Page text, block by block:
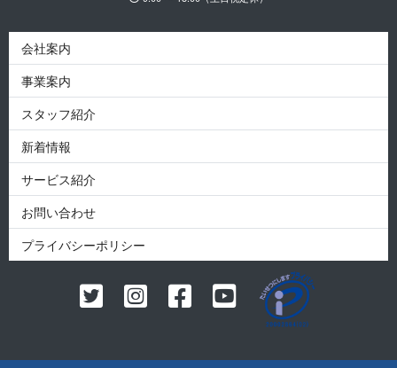
会社案内
事業案内
スタッフ紹介
新着情報
サービス紹介
お問い合わせ
プライバシーポリシー